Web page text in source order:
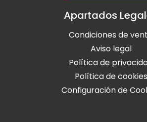
Apartados
Condiciones de
Aviso legal
Política de
Política de cookies
Configuración de